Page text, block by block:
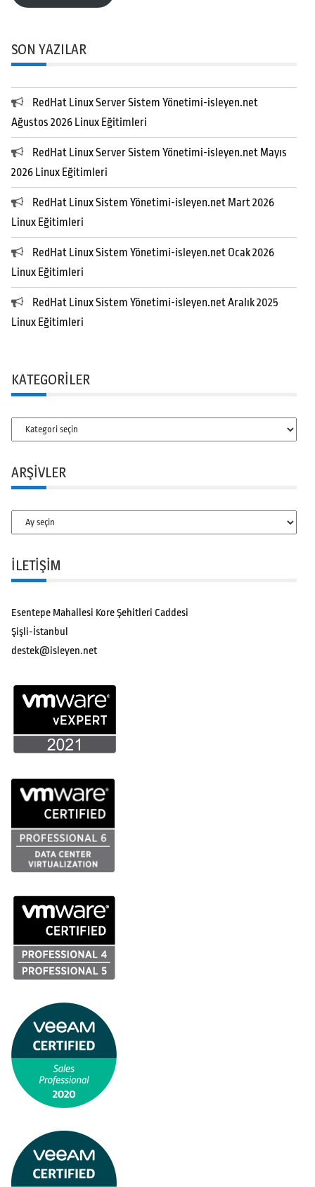
SON YAZILAR
RedHat Linux Server Sistem Yönetimi-isleyen.net
Ağustos 2026 Linux Eğitimleri
RedHat Linux Server Sistem Yönetimi-isleyen.net Mayıs
2026 Linux Eğitimleri
RedHat Linux Sistem Yönetimi-isleyen.net Mart 2026
Linux Eğitimleri
RedHat Linux Sistem Yönetimi-isleyen.net Ocak 2026
Linux Eğitimleri
RedHat Linux Sistem Yönetimi-isleyen.net Aralık 2025
Linux Eğitimleri
KATEGORILER
Kategoriler
ARŞIVLER
Arşivler
İLETİŞİM
Esentepe Mahallesi Kore Şehitleri Caddesi
Şişli-İstanbul
destek@isleyen.net